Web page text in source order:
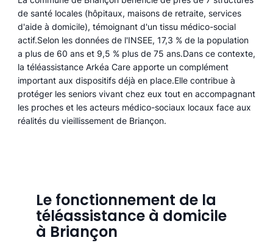
de santé locales (hôpitaux, maisons de retraite, services
d'aide à domicile), témoignant d'un tissu médico-social
actif.Selon les données de l'INSEE, 17,3 % de la population
a plus de 60 ans et 9,5 % plus de 75 ans.Dans ce contexte,
la téléassistance Arkéa Care apporte un complément
important aux dispositifs déjà en place.Elle contribue à
protéger les seniors vivant chez eux tout en accompagnant
les proches et les acteurs médico-sociaux locaux face aux
réalités du vieillissement de Briançon.
Le fonctionnement de la
téléassistance à domicile
à Briançon